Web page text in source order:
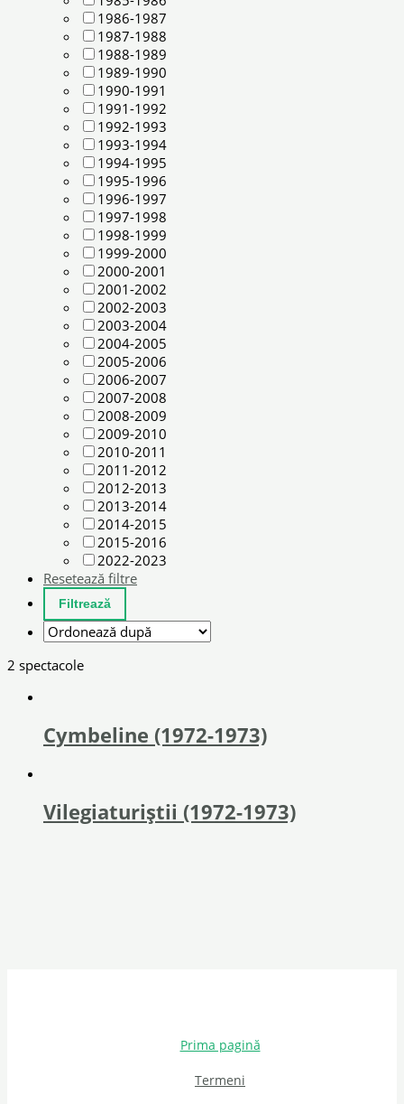
1986-1987
1987-1988
1988-1989
1989-1990
1990-1991
1991-1992
1992-1993
1993-1994
1994-1995
1995-1996
1996-1997
1997-1998
1998-1999
1999-2000
2000-2001
2001-2002
2002-2003
2003-2004
2004-2005
2005-2006
2006-2007
2007-2008
2008-2009
2009-2010
2010-2011
2011-2012
2012-2013
2013-2014
2014-2015
2015-2016
2022-2023
Resetează filtre
2 spectacole
Cymbeline (1972-1973)
Vilegiaturiștii (1972-1973)
Prima pagină
Termeni